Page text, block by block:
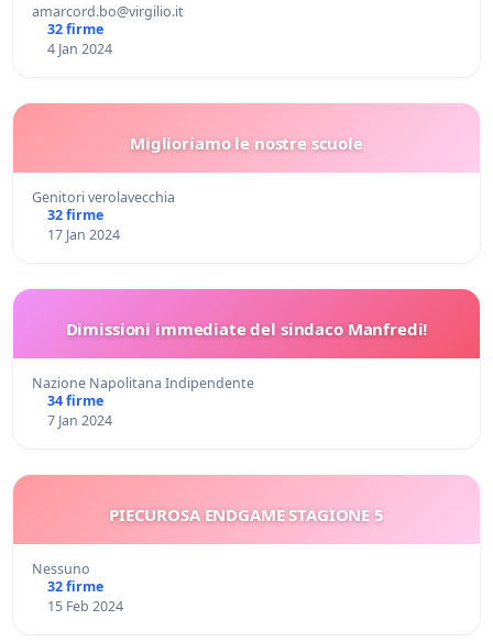
amarcord.bo@virgilio.it
32 firme
4 Jan 2024
Miglioriamo le nostre scuole
Genitori verolavecchia
32 firme
17 Jan 2024
Dimissioni immediate del sindaco Manfredi!
Nazione Napolitana Indipendente
34 firme
7 Jan 2024
PIECUROSA ENDGAME STAGIONE 5
Nessuno
32 firme
15 Feb 2024